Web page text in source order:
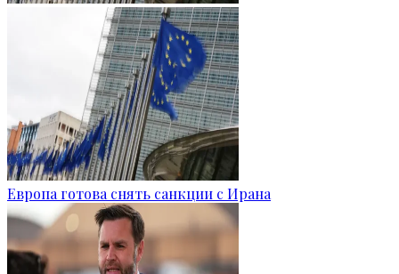
Европа готова снять санкции с Ирана